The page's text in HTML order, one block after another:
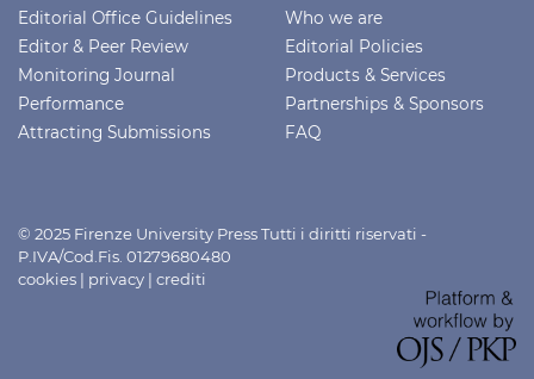
Editorial Office Guidelines
Editor & Peer Review
Monitoring Journal
Performance
Attracting Submissions
Who we are
Editorial Policies
Products & Services
Partnerships & Sponsors
FAQ
© 2025 Firenze University Press Tutti i diritti riservati -
P.IVA/Cod.Fis. 01279680480
cookies | privacy | crediti